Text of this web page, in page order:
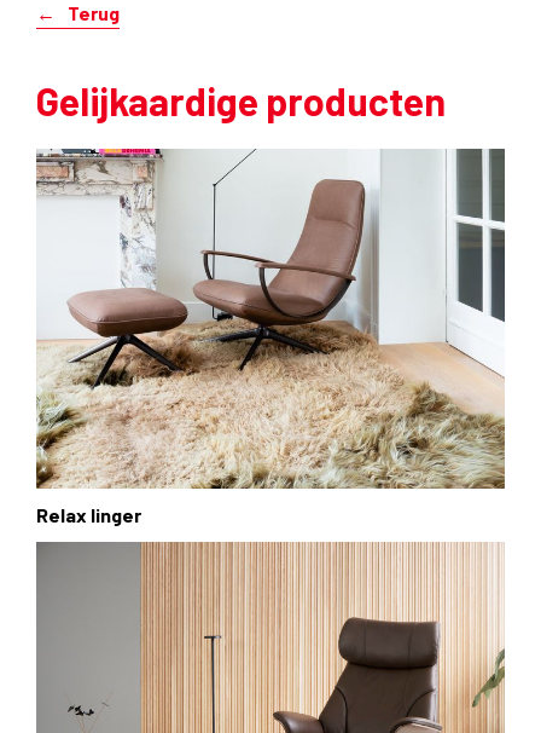
Terug
Gelijkaardige producten
Relax linger